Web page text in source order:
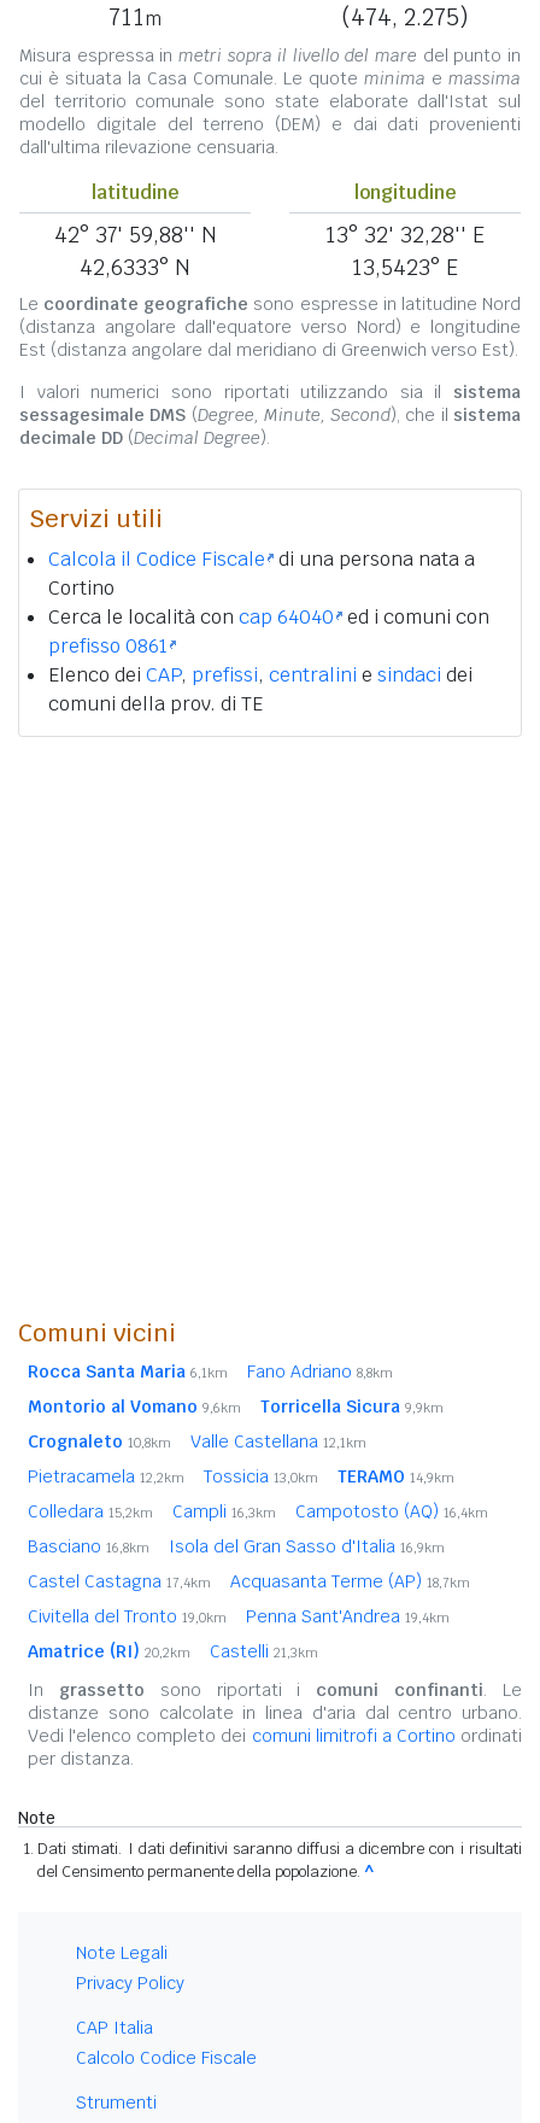
711m (474, 2.275)
Misura espressa in metri sopra il livello del mare del punto in
cui è situata la Casa Comunale. Le quote minima e massima
del territorio comunale sono state elaborate dall'Istat sul
modello digitale del terreno (DEM) e dai dati provenienti
dall'ultima rilevazione censuaria.
latitudine
42° 37' 59,88'' N
42,6333° N
longitudine
13° 32' 32,28'' E
13,5423° E
Le coordinate geografiche sono espresse in latitudine Nord
(distanza angolare dall'equatore verso Nord) e longitudine
Est (distanza angolare dal meridiano di Greenwich verso Est).
I valori numerici sono riportati utilizzando sia il sistema
sessagesimale DMS (Degree, Minute, Second), che il sistema
decimale DD (Decimal Degree).
Servizi utili
Calcola il Codice Fiscale di una persona nata a
Cortino
Cerca le località con cap 64040 ed i comuni con
prefisso 0861
Elenco dei CAP, prefissi, centralini e sindaci dei
comuni della prov. di TE
Comuni vicini
Rocca Santa Maria 6,1km Fano Adriano 8,8km
Montorio al Vomano 9,6km Torricella Sicura 9,9km
Crognaleto 10,8km Valle Castellana 12,1km
Pietracamela 12,2km Tossicia 13,0km TERAMO 14,9km
Colledara 15,2km Campli 16,3km Campotosto (AQ) 16,4km
Basciano 16,8km Isola del Gran Sasso d'Italia 16,9km
Castel Castagna 17,4km Acquasanta Terme (AP) 18,7km
Civitella del Tronto 19,0km Penna Sant'Andrea 19,4km
Amatrice (RI) 20,2km Castelli 21,3km
In grassetto sono riportati i comuni confinanti. Le
distanze sono calcolate in linea d'aria dal centro urbano.
Vedi l'elenco completo dei comuni limitrofi a Cortino ordinati
per distanza.
Note
Dati stimati. I dati definitivi saranno diffusi a dicembre con i risultati
del Censimento permanente della popolazione. ^
Note Legali
Privacy Policy
CAP Italia
Calcolo Codice Fiscale
Strumenti